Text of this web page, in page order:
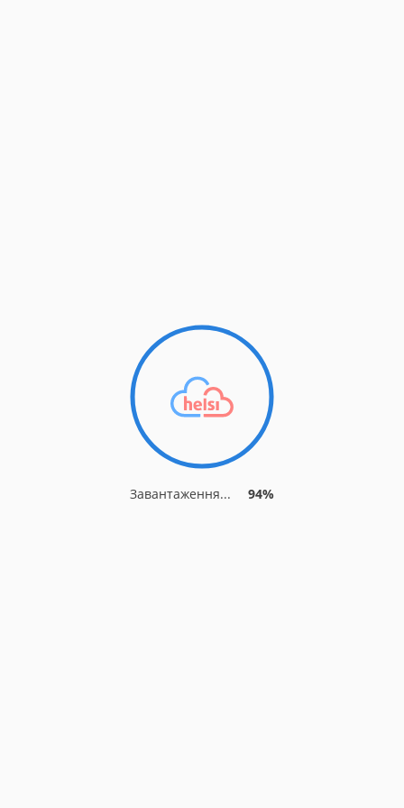
Завантаження... 94%